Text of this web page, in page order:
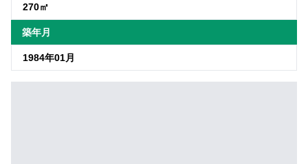
270㎡
築年月
1984年01月